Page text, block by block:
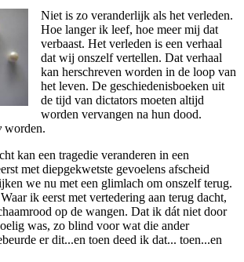
Niet is zo veranderlijk als het verleden.
Hoe langer ik leef, hoe meer mij dat
verbaast. Het verleden is een verhaal
dat wij onszelf vertellen. Dat verhaal
kan herschreven worden in de loop van
het leven. De geschiedenisboeken uit
de tijd van dictators moeten altijd
worden vervangen na hun dood.
worden.
kan een tragedie veranderen in een
met diepgekwetste gevoelens afscheid
we nu met een glimlach om onszelf terug.
ik eerst met vertedering aan terug dacht,
op de wangen. Dat ik dát niet door
was, zo blind voor wat die ander
er dit...en toen deed ik dat... toen...en